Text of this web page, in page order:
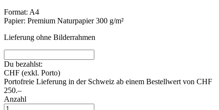
Format: A4
Papier: Premium Naturpapier 300 g/m²
Lieferung ohne Bilderrahmen
Du bezahlst:
CHF (exkl. Porto)
Portofreie Lieferung in der Schweiz ab einem Bestellwert von CHF
250.–
Anzahl